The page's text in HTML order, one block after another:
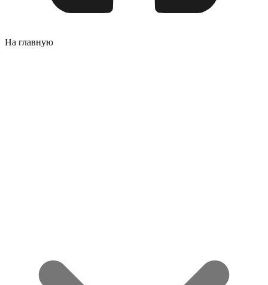
На главную